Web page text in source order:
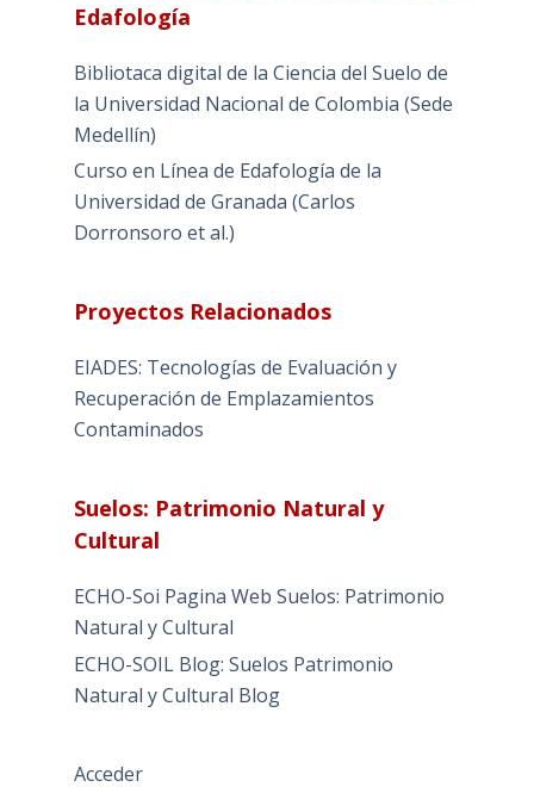
Edafología
Bibliotaca digital de la Ciencia del Suelo de
la Universidad Nacional de Colombia (Sede
Medellín)
Curso en Línea de Edafología de la
Universidad de Granada (Carlos
Dorronsoro et al.)
Proyectos Relacionados
EIADES: Tecnologías de Evaluación y
Recuperación de Emplazamientos
Contaminados
Suelos: Patrimonio Natural y
Cultural
ECHO-Soi Pagina Web Suelos: Patrimonio
Natural y Cultural
ECHO-SOIL Blog: Suelos Patrimonio
Natural y Cultural Blog
Acceder